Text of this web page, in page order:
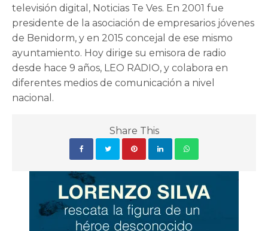
televisión digital, Noticias Te Ves. En 2001 fue
presidente de la asociación de empresarios jóvenes
de Benidorm, y en 2015 concejal de ese mismo
ayuntamiento. Hoy dirige su emisora de radio
desde hace 9 años, LEO RADIO, y colabora en
diferentes medios de comunicación a nivel
nacional.
Share This